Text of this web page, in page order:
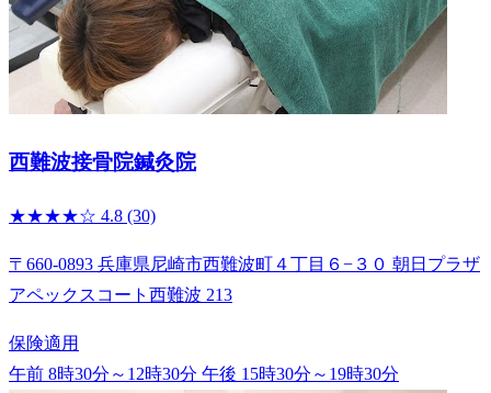
西難波接骨院鍼灸院
★★★★☆ 4.8 (30)
〒660-0893 兵庫県尼崎市西難波町４丁目６−３０ 朝日プラザ
アペックスコート西難波 213
保険適用
午前 8時30分～12時30分 午後 15時30分～19時30分